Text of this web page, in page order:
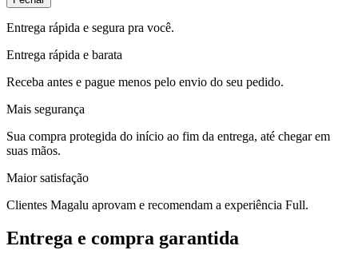
Entrega rápida e segura pra você.
Entrega rápida e barata
Receba antes e pague menos pelo envio do seu pedido.
Mais segurança
Sua compra protegida do início ao fim da entrega, até chegar em
suas mãos.
Maior satisfação
Clientes Magalu aprovam e recomendam a experiência Full.
Entrega e compra garantida